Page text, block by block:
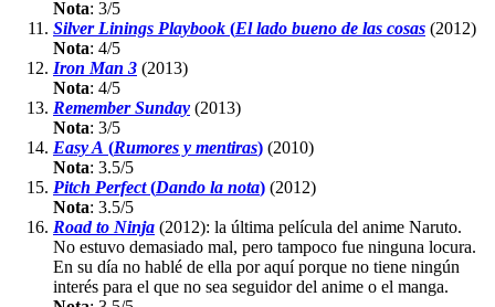
Nota: 3/5
Silver Linings Playbook (El lado bueno de las cosas (2012)
Nota: 4/5
Iron Man 3 (2013)
Nota: 4/5
Remember Sunday (2013)
Nota: 3/5
Easy A (Rumores y mentiras) (2010)
Nota: 3.5/5
Pitch Perfect(Dando la nota) (2012)
Nota: 3.5/5
Road to Ninja (2012): la última película del anime Naruto.
No estuvo demasiado mal, pero tampoco fue ninguna locura.
En su día no hablé de ella por aquí porque no tiene ningún
interés para el que no sea seguidor del anime o el manga.